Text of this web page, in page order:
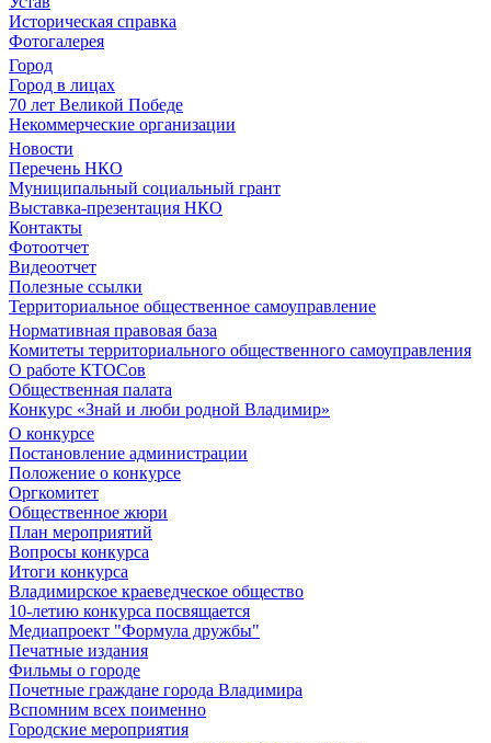
Историческая справка
Фотогалерея
Город
Город в лицах
70 лет Великой Победе
Некоммерческие организации
Новости
Перечень НКО
Муниципальный социальный грант
Выставка-презентация НКО
Контакты
Фотоотчет
Видеоотчет
Полезные ссылки
Территориальное общественное самоуправление
Нормативная правовая база
Комитеты территориального общественного самоуправления
О работе КТОСов
Общественная палата
Конкурс «Знай и люби родной Владимир»
О конкурсе
Постановление администрации
Положение о конкурсе
Оргкомитет
Общественное жюри
План мероприятий
Вопросы конкурса
Итоги конкурса
Владимирское краеведческое общество
10-летию конкурса посвящается
Медиапроект "Формула дружбы"
Печатные издания
Фильмы о городе
Почетные граждане города Владимира
Вспомним всех поименно
Городские мероприятия